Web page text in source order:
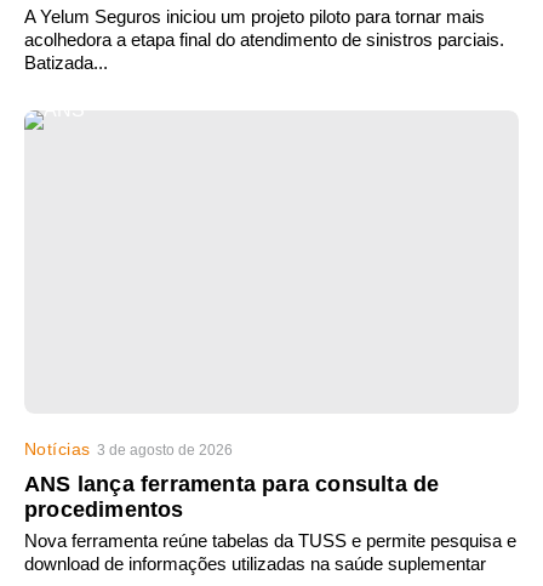
A Yelum Seguros iniciou um projeto piloto para tornar mais
acolhedora a etapa final do atendimento de sinistros parciais.
Batizada...
Notícias 3 de agosto de 2026
ANS lança ferramenta para consulta de
procedimentos
Nova ferramenta reúne tabelas da TUSS e permite pesquisa e
download de informações utilizadas na saúde suplementar